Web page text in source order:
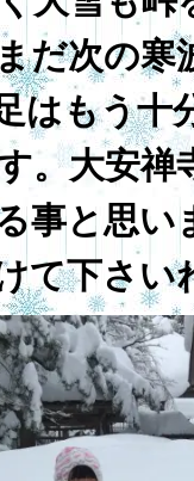
だ次の寒
はもう十
。大安禅
事と思い
て下さい